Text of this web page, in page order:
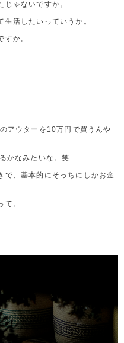
ゃないですか。
活したいっていうか。
か。
アウターを10万円で買うんや
かなみたいな。笑
で、基本的にそっちにしかお金
。